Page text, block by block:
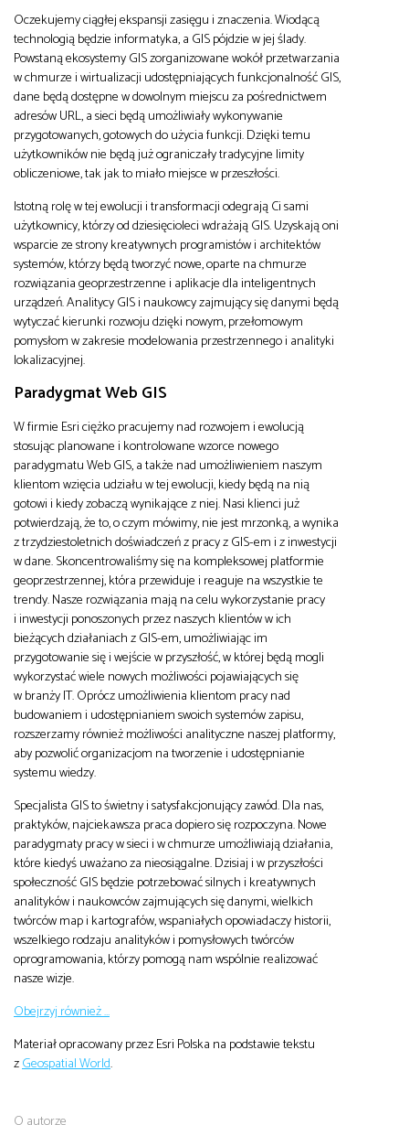
Oczekujemy ciągłej ekspansji zasięgu i znaczenia. Wiodącą
technologią będzie informatyka, a GIS pójdzie w jej ślady.
Powstaną ekosystemy GIS zorganizowane wokół przetwarzania
w chmurze i wirtualizacji udostępniających funkcjonalność GIS,
dane będą dostępne w dowolnym miejscu za pośrednictwem
adresów URL, a sieci będą umożliwiały wykonywanie
przygotowanych, gotowych do użycia funkcji. Dzięki temu
użytkowników nie będą już ograniczały tradycyjne limity
obliczeniowe, tak jak to miało miejsce w przeszłości.
Istotną rolę w tej ewolucji i transformacji odegrają Ci sami
użytkownicy, którzy od dziesięcioleci wdrażają GIS. Uzyskają oni
wsparcie ze strony kreatywnych programistów i architektów
systemów, którzy będą tworzyć nowe, oparte na chmurze
rozwiązania geoprzestrzenne i aplikacje dla inteligentnych
urządzeń. Analitycy GIS i naukowcy zajmujący się danymi będą
wytyczać kierunki rozwoju dzięki nowym, przełomowym
pomysłom w zakresie modelowania przestrzennego i analityki
lokalizacyjnej.
Paradygmat Web GIS
W firmie Esri ciężko pracujemy nad rozwojem i ewolucją
stosując planowane i kontrolowane wzorce nowego
paradygmatu Web GIS, a także nad umożliwieniem naszym
klientom wzięcia udziału w tej ewolucji, kiedy będą na nią
gotowi i kiedy zobaczą wynikające z niej. Nasi klienci już
potwierdzają, że to, o czym mówimy, nie jest mrzonką, a wynika
z trzydziestoletnich doświadczeń z pracy z GIS-em i z inwestycji
w dane. Skoncentrowaliśmy się na kompleksowej platformie
geoprzestrzennej, która przewiduje i reaguje na wszystkie te
trendy. Nasze rozwiązania mają na celu wykorzystanie pracy
i inwestycji ponoszonych przez naszych klientów w ich
bieżących działaniach z GIS-em, umożliwiając im
przygotowanie się i wejście w przyszłość, w której będą mogli
wykorzystać wiele nowych możliwości pojawiających się
w branży IT. Oprócz umożliwienia klientom pracy nad
budowaniem i udostępnianiem swoich systemów zapisu,
rozszerzamy również możliwości analityczne naszej platformy,
aby pozwolić organizacjom na tworzenie i udostępnianie
systemu wiedzy.
Specjalista GIS to świetny i satysfakcjonujący zawód. Dla nas,
praktyków, najciekawsza praca dopiero się rozpoczyna. Nowe
paradygmaty pracy w sieci i w chmurze umożliwiają działania,
które kiedyś uważano za nieosiągalne. Dzisiaj i w przyszłości
społeczność GIS będzie potrzebować silnych i kreatywnych
analityków i naukowców zajmujących się danymi, wielkich
twórców map i kartografów, wspaniałych opowiadaczy historii,
wszelkiego rodzaju analityków i pomysłowych twórców
oprogramowania, którzy pomogą nam wspólnie realizować
nasze wizje.
Obejrzyj również …
Materiał opracowany przez Esri Polska na podstawie tekstu
zGeospatial World.